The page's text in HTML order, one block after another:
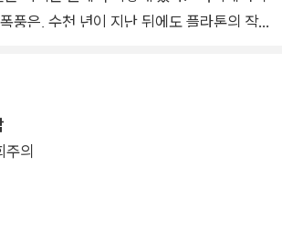
풍은, 수천 년이 지난 뒤에도 플라톤의 작품
히 이해하기 위해 하이데거는 반드시 넘어
갈 수 없는 외길이지만 하이데거의 사유와
론 연구자들조차 접근을 쉽게 허락하지 않
주의